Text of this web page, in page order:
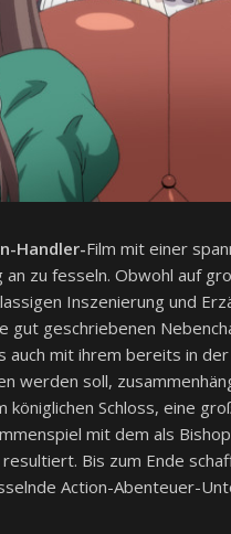
Handler-Film mit einer
an zu fesseln. Obwohl auf
Inszenierung und
gut geschriebenen
mit ihrem bereits in
werden soll,
Schloss, eine
mit dem als
Bis zum Ende
Action-Abenteuer-